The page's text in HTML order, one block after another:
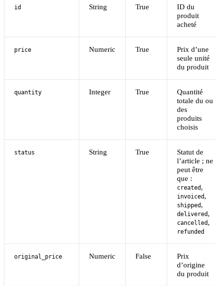
id String True
ID du
produit
acheté
price Numeric True
Prix d’une
seule unité
du produit
quantity Integer True
Quantité
totale du ou
des
produits
choisis
status String True
Statut de
l’article ; ne
peut être
que :
created ,
invoiced ,
shipped ,
delivered ,
cancelled ,
refunded
original_price Numeric False
Prix
d’origine
du produit